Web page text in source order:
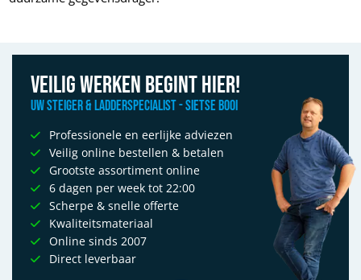
Veilig werken begint hier!
Uw Steiger & Ladderspecialist - Sietse Booi
Professionele en eerlijke adviezen
Veilig online bestellen & betalen
Grootste assortiment online
6 dagen per week tot 22:00
Scherpe & snelle offerte
Kwaliteitsmateriaal
Online sinds 2007
Direct leverbaar